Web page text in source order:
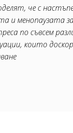
че с
и менопаузата
по съвсем
които